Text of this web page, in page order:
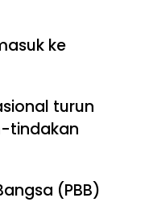
ke
turun
tindakan
(PBB)